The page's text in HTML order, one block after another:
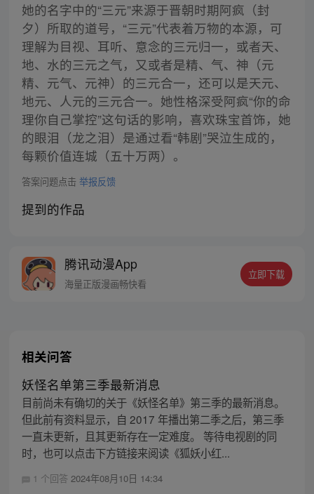
她的名字中的“三元”来源于晋朝时期阿疯（封
夕）所取的道号，“三元”代表着万物的本源，可
理解为目视、耳听、意念的三元归一，或者天、
地、水的三元之气，又或者是精、气、神（元
精、元气、元神）的三元合一，还可以是天元、
地元、人元的三元合一。她性格深受阿疯“你的命
理你自己掌控”这句话的影响，喜欢珠宝首饰，她
的眼泪（龙之泪）是通过看“韩剧”哭泣生成的，
每颗价值连城（五十万两）。
答案问题点击 举报反馈
提到的作品
腾讯动漫App
海量正版漫画畅快看
立即下载
相关问答
妖怪名单第三季最新消息
目前尚未有确切的关于《妖怪名单》第三季的最新消息。
但此前有资料显示，自 2017 年播出第二季之后，第三季
一直未更新，且其更新存在一定难度。 等待电视剧的同
时，也可以点击下方链接来阅读《狐妖小红...
1 个回答 2024年08月10日 14:34